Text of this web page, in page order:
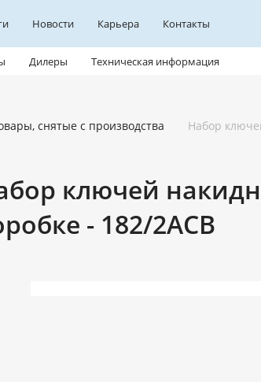
Новости Карьера Контакты
Дилеры Техническая информация
снятые с производства Набор
ключей
- 182/2ACB